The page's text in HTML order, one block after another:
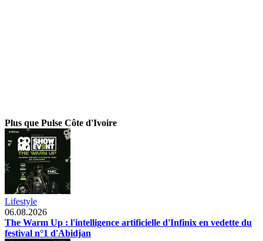
Plus que Pulse Côte d'Ivoire
Lifestyle
06.08.2026
The Warm Up : l'intelligence artificielle d'Infinix en vedette du
festival n°1 d'Abidjan